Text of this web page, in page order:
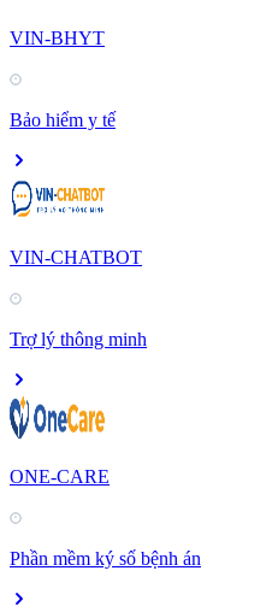
VIN-BHYT
Bảo hiểm y tế
VIN-CHATBOT
Trợ lý thông minh
ONE-CARE
Phần mềm ký số bệnh án